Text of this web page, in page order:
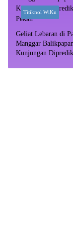
Titiknol WiKu
Geliat Lebaran di
Manggar
Kunjungan